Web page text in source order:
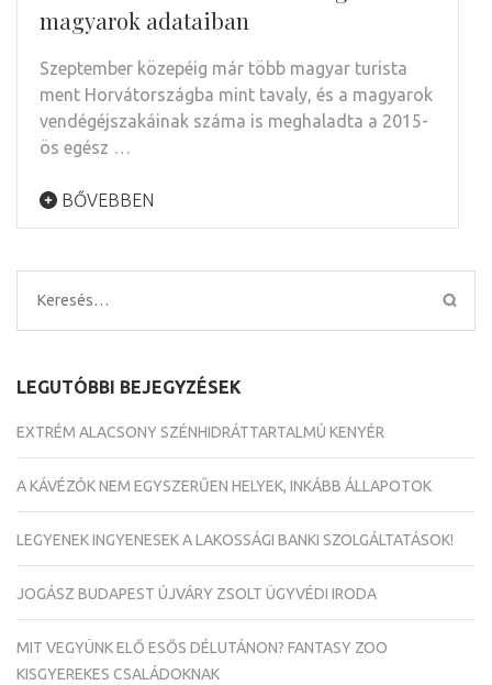
magyarok adataiban
Szeptember közepéig már több magyar turista
ment Horvátországba mint tavaly, és a magyarok
vendégéjszakáinak száma is meghaladta a 2015-
ös egész …
BŐVEBBEN
Keresés:
LEGUTÓBBI BEJEGYZÉSEK
EXTRÉM ALACSONY SZÉNHIDRÁTTARTALMÚ KENYÉR
A KÁVÉZÓK NEM EGYSZERŰEN HELYEK, INKÁBB ÁLLAPOTOK
LEGYENEK INGYENESEK A LAKOSSÁGI BANKI SZOLGÁLTATÁSOK!
JOGÁSZ BUDAPEST ÚJVÁRY ZSOLT ÜGYVÉDI IRODA
MIT VEGYÜNK ELŐ ESŐS DÉLUTÁNON? FANTASY ZOO
KISGYEREKES CSALÁDOKNAK